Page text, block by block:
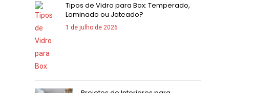
Tipos de Vidro para Box: Temperado,
Laminado ou Jateado?
1 de julho de 2026